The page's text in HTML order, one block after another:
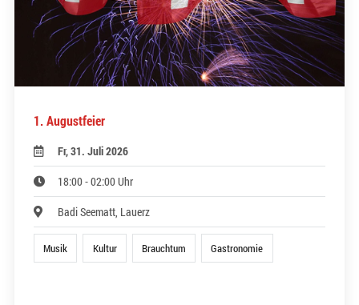
1. Augustfeier
Fr, 31. Juli 2026
18:00 - 02:00 Uhr
Badi Seematt, Lauerz
Musik Kultur Brauchtum Gastronomie